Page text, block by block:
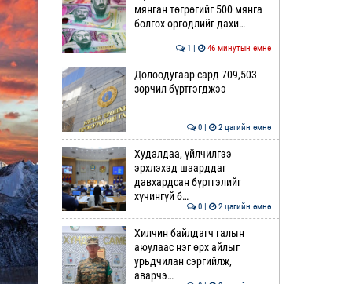
мянган төгрөгийг 500 мянга
болгох өргөдлийг дахи…
1 | 46 минутын өмнө
Долоодугаар сард 709,503
зөрчил бүртгэгджээ
0 | 2 цагийн өмнө
Худалдаа, үйлчилгээ
эрхлэхэд шаарддаг
давхардсан бүртгэлийг
хүчингүй б…
0 | 2 цагийн өмнө
Хилчин байлдагч галын
аюулаас нэг өрх айлыг
урьдчилан сэргийлж,
аварчэ…